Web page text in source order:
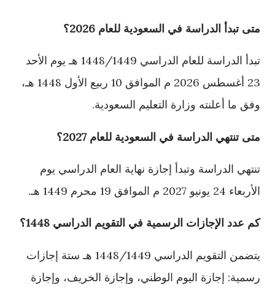
متى تبدأ الدراسة في السعودية للعام 2026؟
تبدأ الدراسة للعام الدراسي 1448/1449 هـ يوم الأحد
23 أغسطس 2026 م الموافق 10 ربيع الأول 1448 هـ،
وفق ما أعلنته وزارة التعليم السعودية.
متى تنتهي الدراسة في السعودية للعام 2027؟
تنتهي الدراسة وتبدأ إجازة نهاية العام الدراسي يوم
الأربعاء 24 يونيو 2027 م الموافق 19 محرم 1449 هـ.
كم عدد الإجازات الرسمية في التقويم الدراسي 1448؟
يتضمن التقويم الدراسي 1448/1449 هـ ستة إجازات
رسمية: إجازة اليوم الوطني، وإجازة الخريف، وإجازة